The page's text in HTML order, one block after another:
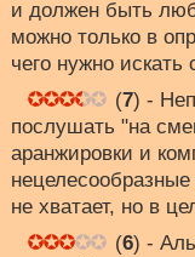
и должен быть
можно только в
чего нужно искать
(7) -
послушать "на
аранжировки и
нецелесообразные
не хватает, но в
(6) -